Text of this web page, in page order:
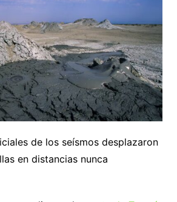
de los seísmos desplazaron
en distancias nunca